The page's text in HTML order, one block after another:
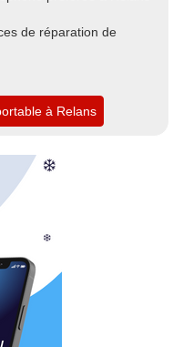
de réparation de
à Relans